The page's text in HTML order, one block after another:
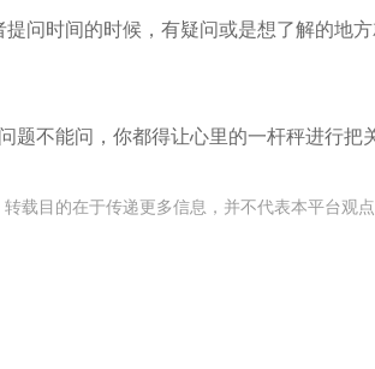
问时间的时候，有疑问或是想了解的地
不能问，你都得让心里的一杆秤进行把
载目的在于传递更多信息，并不代表本平台观